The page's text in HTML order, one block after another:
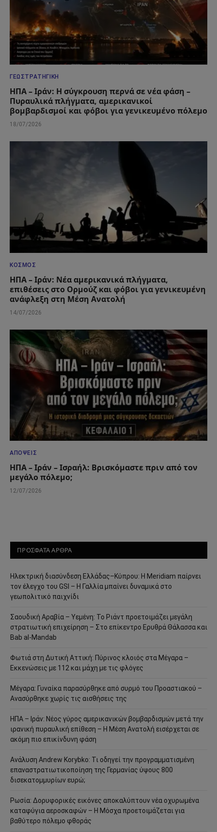
ΓΕΩΣΤΡΑΤΗΓΙΚΉ
ΗΠΑ – Ιράν: Η σύγκρουση περνά σε νέα φάση –
Πυραυλικά πλήγματα, αμερικανικοί
βομβαρδισμοί και φόβοι για γενικευμένο πόλεμο
18/07/2026
ΚΌΣΜΟΣ
ΗΠΑ – Ιράν: Νέα αμερικανικά πλήγματα,
επιθέσεις στο Ορμούζ και φόβοι για γενικευμένη
ανάφλεξη στη Μέση Ανατολή
14/07/2026
ΑΠΌΨΕΙΣ
ΗΠΑ – Ιράν – Ισραήλ: Βρισκόμαστε πριν από τον
μεγάλο πόλεμο;
12/07/2026
ΠΡΟΣΦΑΤΑ ΑΡΘΡΑ
Ηλεκτρική διασύνδεση Ελλάδας–Κύπρου: Η Meridiam παίρνει
τον έλεγχο του GSI – Η Γαλλία μπαίνει δυναμικά στο
γεωπολιτικό παιχνίδι
Σαουδική Αραβία – Υεμένη: Το Ριάντ προετοιμάζει μεγάλη
στρατιωτική επιχείρηση – Στο επίκεντρο Ερυθρά Θάλασσα και
Bab al-Mandab
Φωτιά στη Δυτική Αττική: Πύρινος κλοιός στα Μέγαρα –
Εκκενώσεις με 112 και μάχη με τις φλόγες
Μέγαρα: Γυναίκα παρασύρθηκε από συρμό του Προαστιακού –
Ανασύρθηκε χωρίς τις αισθήσεις της
ΗΠΑ – Ιράν: Νέος γύρος αμερικανικών βομβαρδισμών μετά την
ιρανική πυραυλική επίθεση – Η Μέση Ανατολή εισέρχεται σε
ακόμη πιο επικίνδυνη φάση
Ανάλυση Andrew Korybko: Τι οδηγεί την προγραμματισμένη
επαναστρατιωτικοποίηση της Γερμανίας ύψους 800
δισεκατομμυρίων ευρώ;
Ρωσία: Δορυφορικές εικόνες αποκαλύπτουν νέα οχυρωμένα
καταφύγια αεροσκαφών – Η Μόσχα προετοιμάζεται για
βαθύτερο πόλεμο φθοράς